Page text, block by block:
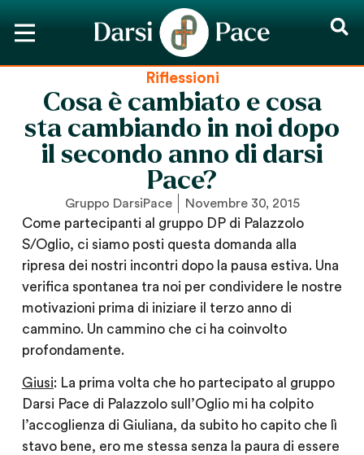
Riflessioni
Cosa è cambiato e cosa
sta cambiando in noi dopo
il secondo anno di darsi
Pace?
Gruppo DarsiPace Novembre 30, 2015
Come partecipanti al gruppo DP di Palazzolo
S/Oglio, ci siamo posti questa domanda alla
ripresa dei nostri incontri dopo la pausa estiva. Una
verifica spontanea tra noi per condividere le nostre
motivazioni prima di iniziare il terzo anno di
cammino. Un cammino che ci ha coinvolto
profondamente.
Giusi: La prima volta che ho partecipato al gruppo
Darsi Pace di Palazzolo sull’Oglio mi ha colpito
l’accoglienza di Giuliana, da subito ho capito che lì
stavo bene, ero me stessa senza la paura di essere